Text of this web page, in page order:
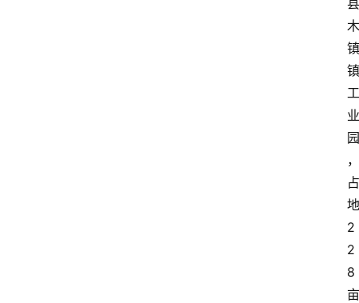
县
木
镇
镇
工
业
园
，
占
地
2
2
8
亩